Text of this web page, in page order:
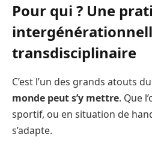
Pour qui ? Une
transdisciplinaire
C’est l’un des grands atouts
monde peut s’y mettre. Que
sportif, ou en situation de
s’adapte.